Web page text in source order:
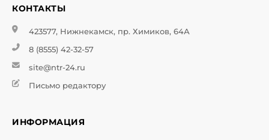
КОНТАКТЫ
423577, Нижнекамск, пр. Химиков, 64А
8 (8555) 42-32-57
site@ntr-24.ru
Письмо редактору
ИНФОРМАЦИЯ